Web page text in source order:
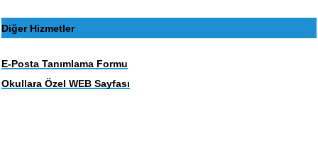
Diğer Hizmetler
E-Posta Tanımlama Formu
Okullara Özel WEB Sayfası